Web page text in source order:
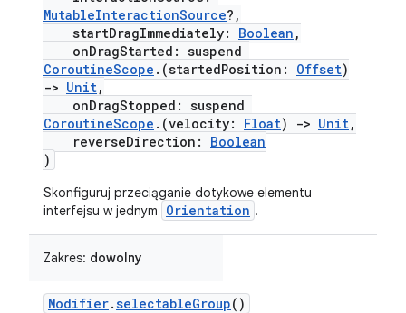
MutableInteractionSource?,
startDragImmediately: Boolean ,
onDragStarted: suspend
CoroutineScope .(startedPosition: Offset)
-> Unit,
onDragStopped: suspend
CoroutineScope .(velocity: Float) -> Unit,
reverseDirection: Boolean
)
Skonfiguruj przeciąganie dotykowe elementu
interfejsu w jednym
Orientation .
Zakres: dowolny
Modifier.selectableGroup()